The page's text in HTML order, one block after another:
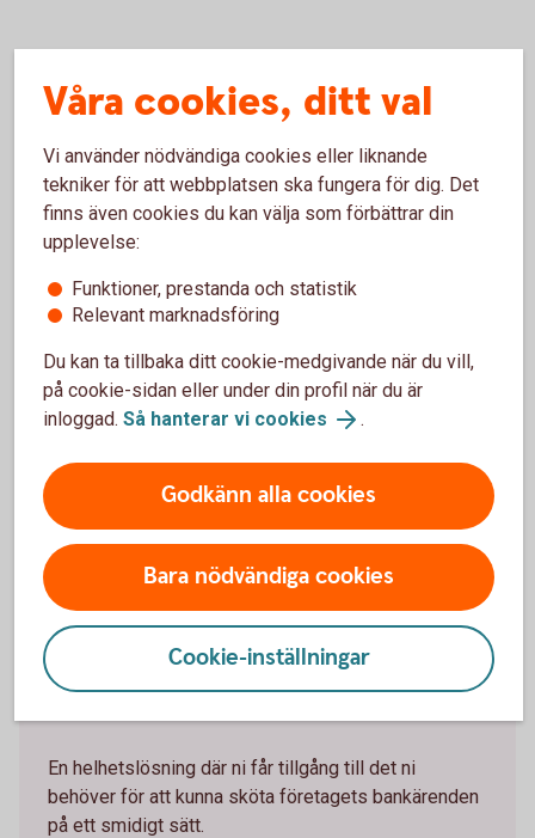
Är ditt företag anslutet till internetbanken?
Pris
Aktuella räntor på Företagskonto
Hur avslutar jag mitt Företagskonto?
Företagskonto ingår i vårt
företagspaket
En helhetslösning där ni får tillgång till det ni
behöver för att kunna sköta företagets bankärenden
på ett smidigt sätt.
Tips!
Våra cookies, ditt val
Vi använder nödvändiga cookies eller liknande
tekniker för att webbplatsen ska fungera för dig. Det
finns även cookies du kan välja som förbättrar din
upplevelse:
Funktioner, prestanda och statistik
Relevant marknadsföring
Du kan ta tillbaka ditt cookie-medgivande när du vill,
på cookie-sidan eller under din profil när du är
inloggad. Så hanterar vi cookies .
Godkänn alla cookies
Bara nödvändiga cookies
Cookie-inställningar